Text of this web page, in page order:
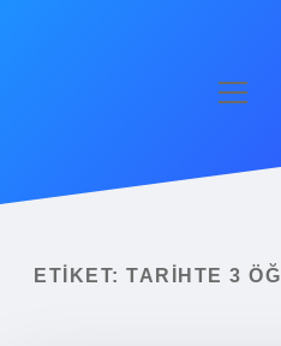
Yasal Uyarı
menüyü
ETIKET: TARIHTE 3